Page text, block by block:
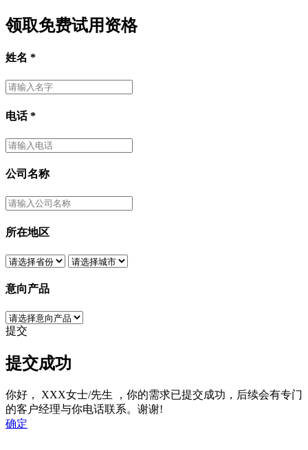
领取免费试用资格
姓名 *
电话*
公司名称
所在地区
意向产品
提交
提交成功
你好， XXX女士/先生
，你的需求已提交成功，后续会有专门
的客户经理与你电话联系。谢谢!
确定